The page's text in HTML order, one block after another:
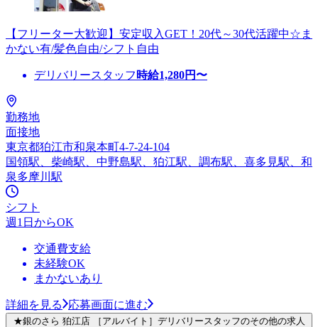
【フリーター大歓迎】安定収入GET！20代～30代活躍中☆ま
かない有/髪色自由/シフト自由
デリバリースタッフ 時給1,280円〜
勤務地
面接地
東京都狛江市和泉本町4-7-24-104
国領駅、柴崎駅、中野島駅、狛江駅、調布駅、喜多見駅、和
泉多摩川駅
シフト
週1日からOK
交通費支給
未経験OK
まかないあり
詳細を見る 応募画面に進む
★銀のさら 狛江店 ［アルバイト］デリバリースタッフのその他の求人